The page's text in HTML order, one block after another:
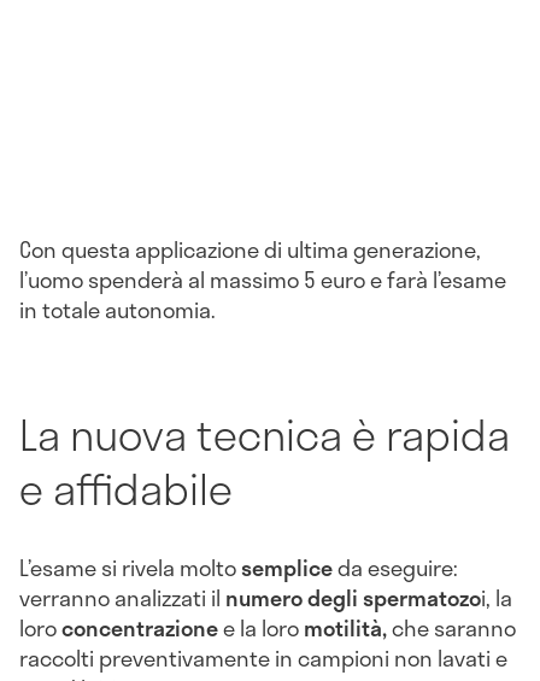
Con questa applicazione di ultima generazione,
l’uomo spenderà al massimo 5 euro e farà l’esame
in totale autonomia.
La nuova tecnica è rapida
e affidabile
L’esame si rivela moltosempliceda eseguire:
verranno analizzati il numero degli spermatozoi, la
loroconcentrazionee la loromotilità,che saranno
raccolti preventivamente in campioni non lavati e